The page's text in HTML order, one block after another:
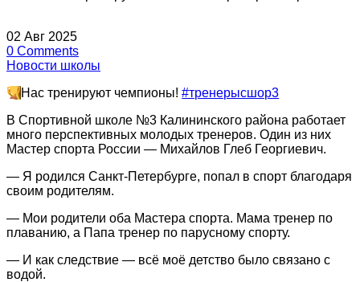
02 Авг 2025
0 Comments
Новости школы
Нас тренируют чемпионы!#тренерысшор3
В Спортивной школе №3 Калининского района работает
много перспективных молодых тренеров. Один из них
Мастер спорта России — Михайлов Глеб Георгиевич.
— Я родился Санкт-Петербурге, попал в спорт благодаря
своим родителям.
— Мои родители оба Мастера спорта. Мама тренер по
плаванию, а Папа тренер по парусному спорту.
— И как следствие — всё моё детство было связано с
водой.